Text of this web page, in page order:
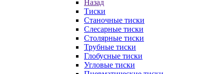
Назад
Тиски
Станочные тиски
Слесарные тиски
Столярные тиски
Трубные тиски
Глобусные тиски
Угловые тиски